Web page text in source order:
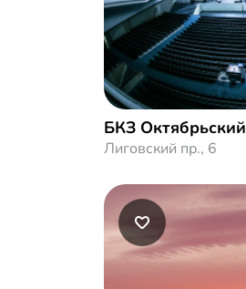
БКЗ Октябрьский
Лиговский пр., 6